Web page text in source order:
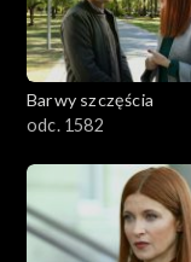
Barwy szczęścia
odc. 1582